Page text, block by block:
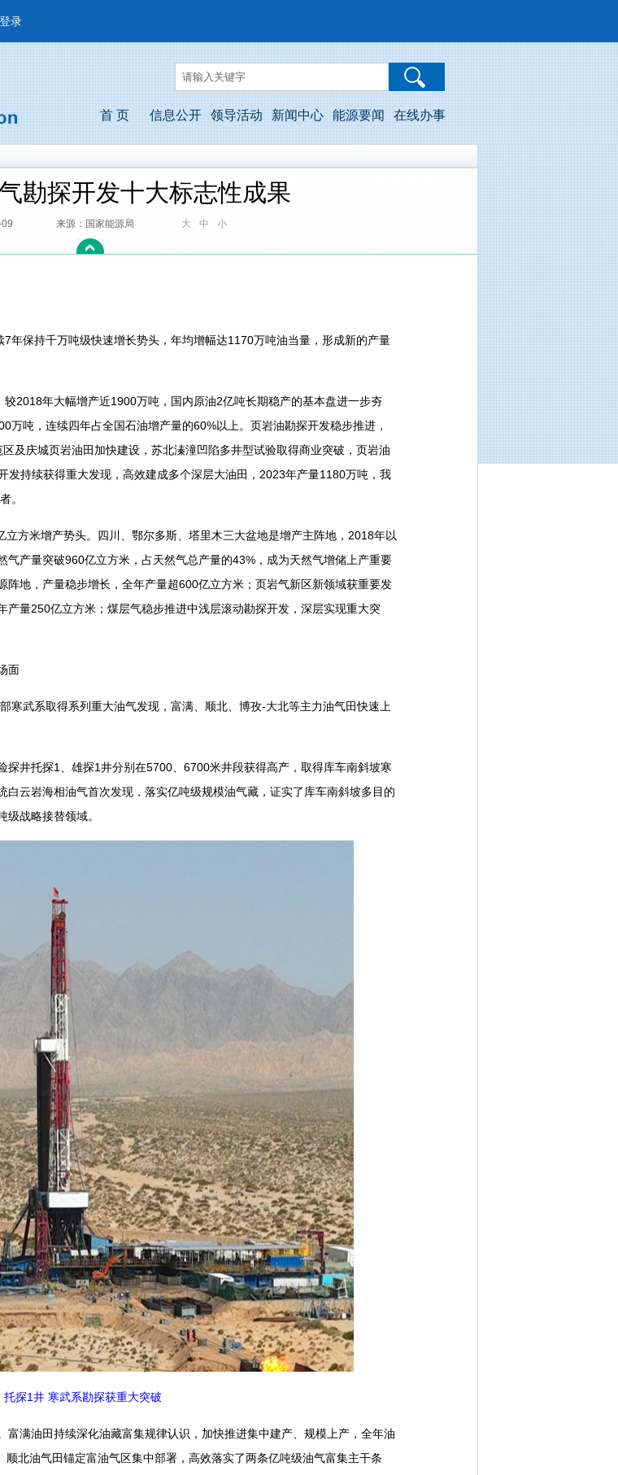
录
首 页 信息公开 领导活动 新闻中心 能源要闻 在线办事
勘探开发十大标志性成果
来源：国家能源局 大 中 小
保持千万吨级快速增长势头，年均增幅达1170万吨油当量，形成新的产量
年大幅增产近1900万吨，国内原油2亿吨长期稳产的基本盘进一步夯
万吨，连续四年占全国石油增产量的60%以上。页岩油勘探开发稳步推进，
及庆城页岩油田加快建设，苏北溱潼凹陷多井型试验取得商业突破，页岩油
发持续获得重大发现，高效建成多个深层大油田，2023年产量1180万吨，我
。
米增产势头。四川、鄂尔多斯、塔里木三大盆地是增产主阵地，2018年以
气产量突破960亿立方米，占天然气总产量的43%，成为天然气增储上产重要
阵地，产量稳步增长，全年产量超600亿立方米；页岩气新区新领域获重要发
产量250亿立方米；煤层气稳步推进中浅层滚动勘探开发，深层实现重大突
面
武系取得系列重大油气发现，富满、顺北、博孜-大北等主力油气田快速上
井托探1、雄探1井分别在5700、6700米井段获得高产，取得库车南斜坡寒
云岩海相油气首次发现，落实亿吨级规模油气藏，证实了库车南斜坡多目的
战略接替领域。
1井 寒武系勘探获重大突破
满油田持续深化油藏富集规律认识，加快推进集中建产、规模上产，全年油
北油气田锚定富油气区集中部署，高效落实了两条亿吨级油气富集主干条